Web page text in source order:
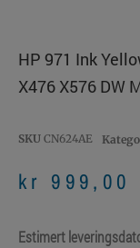
HP 971 Ink
X476 X576 DW
SKU CN624AE
kr 999,00
Estimert